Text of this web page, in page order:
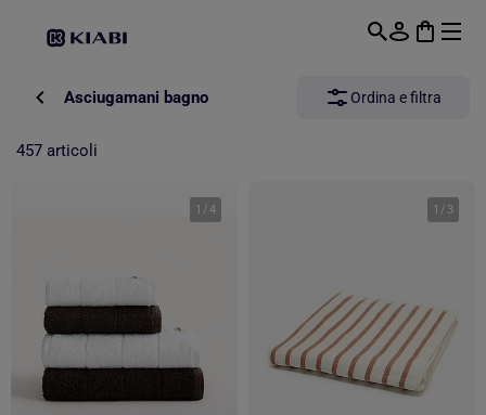
Asciugamani bagno Ordina e filtra
457 articoli
1 /4 1 / 3